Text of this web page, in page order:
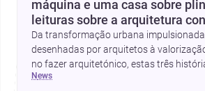
máquina e uma casa sobre
leituras sobre a arquitetura
Da transformação urbana
desenhadas por arquitetos à
no fazer arquitetónico, estas três
como a disciplina continua a reinventar
news